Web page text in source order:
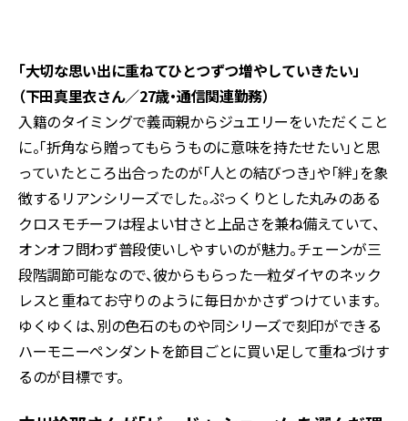
「大切な思い出に重ねてひとつずつ増やしていきたい」
（下田真里衣さん／27歳・通信関連勤務）
入籍のタイミングで義両親からジュエリーをいただくこと
に。「折角なら贈ってもらうものに意味を持たせたい」と思
っていたところ出合ったのが「人との結びつき」や「絆」を象
徴するリアンシリーズでした。ぷっくりとした丸みのある
クロスモチーフは程よい甘さと上品さを兼ね備えていて、
オンオフ問わず普段使いしやすいのが魅力。チェーンが三
段階調節可能なので、彼からもらった一粒ダイヤのネック
レスと重ねてお守りのように毎日かかさずつけています。
ゆくゆくは、別の色石のものや同シリーズで刻印ができる
ハーモニーペンダントを節目ごとに買い足して重ねづけす
るのが目標です。